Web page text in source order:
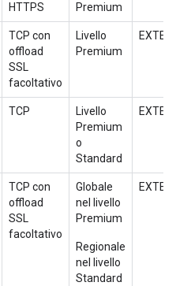
HTTPS
Premium
TCP con
offload
SSL
facoltativo
Livello
Premium
TCP
Livello
Premium
o
Standard
TCP con
offload
SSL
facoltativo
Globale
nel livello
Premium
Regionale
nel livello
Standard